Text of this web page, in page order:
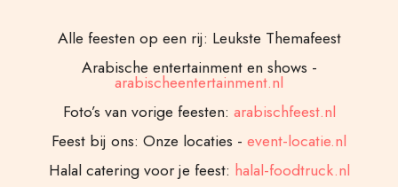
Alle feesten op een rij: Leukste Themafeest
Arabische entertainment en shows -
arabischeentertainment.nl
Foto’s van vorige feesten: arabischfeest.nl
Feest bij ons: Onze locaties - event-locatie.nl
Halal catering voor je feest: halal-foodtruck.nl